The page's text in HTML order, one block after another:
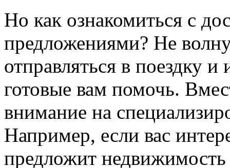
Но как ознакомиться с
предложениями? Не
отправляться в поездку и
готовые вам помочь.
внимание на
Например, если вас
предложит недвижимость